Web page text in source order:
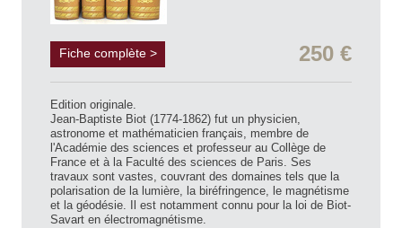
Fiche complète > 250 €
Edition originale.
Jean-Baptiste Biot (1774-1862) fut un physicien,
astronome et mathématicien français, membre de
l'Académie des sciences et professeur au Collège de
France et à la Faculté des sciences de Paris. Ses
travaux sont vastes, couvrant des domaines tels que la
polarisation de la lumière, la biréfringence, le magnétisme
et la géodésie. Il est notamment connu pour la loi de Biot-
Savart en électromagnétisme.